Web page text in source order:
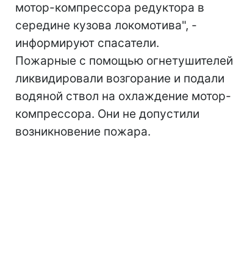
мотор-компрессора редуктора в
середине кузова локомотива", -
информируют спасатели.
Пожарные с помощью огнетушителей
ликвидировали возгорание и подали
водяной ствол на охлаждение мотор-
компрессора. Они не допустили
возникновение пожара.